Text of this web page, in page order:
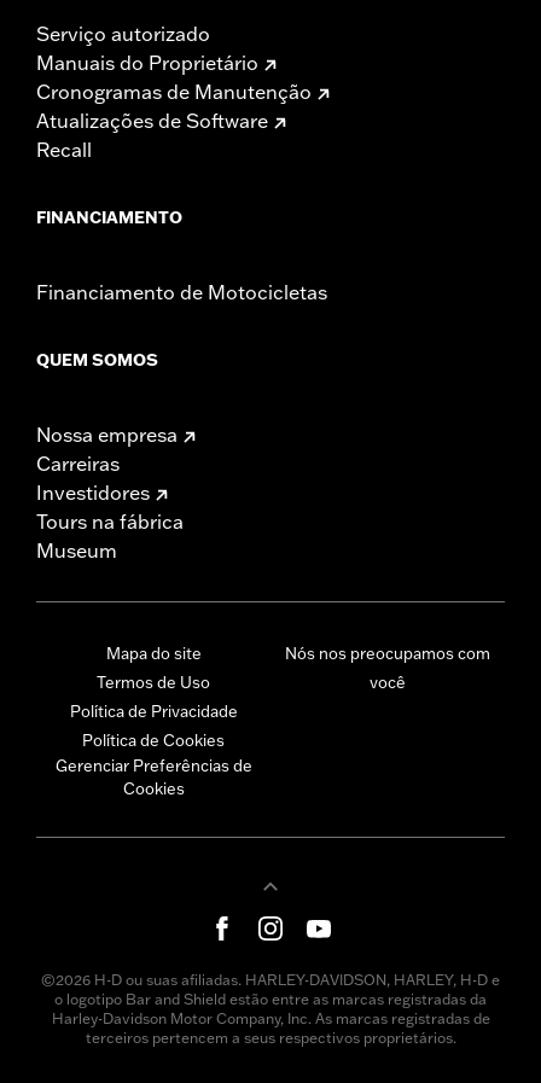
Serviço autorizado
Manuais do Proprietário
Cronogramas de Manutenção
Atualizações de Software
Recall
FINANCIAMENTO
Financiamento de Motocicletas
QUEM SOMOS
Nossa empresa
Carreiras
Investidores
Tours na fábrica
Museum
Mapa do site
Termos de Uso
Política de Privacidade
Política de Cookies
Gerenciar Preferências de
Cookies
Nós nos preocupamos com
você
©2026 H-D ou suas afiliadas. HARLEY-DAVIDSON, HARLEY, H-D e
o logotipo Bar and Shield estão entre as marcas registradas da
Harley-Davidson Motor Company, Inc. As marcas registradas de
terceiros pertencem a seus respectivos proprietários.